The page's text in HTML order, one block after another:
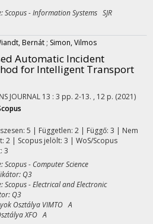
- Information Systems SJR
Bernát ; Simon, Vilmos
Automatic Incident
for Intelligent Transport
JOURNAL 13 : 3 pp. 2-13. , 12 p. (2021)
5 | Független: 2 | Függő: 3 | Nem
2 | Scopus jelölt: 3 | WoS/Scopus
3
- Computer Science
Q3
- Electrical and Electronic
Q3
Osztálya VIMTO A
XFO A